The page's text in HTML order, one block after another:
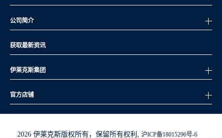
公司简介
获取最新资讯
伊莱克斯集团
官方店铺
2026 伊莱克斯版权所有，保留所有权利, 沪ICP备18015296号-6